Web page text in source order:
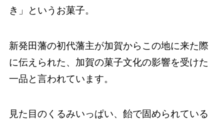
き」というお菓子。
新発田藩の初代藩主が加賀からこの地に来た際
に伝えられた、加賀の菓子文化の影響を受けた
一品と言われています。
見た目のくるみいっぱい、飴で固められている